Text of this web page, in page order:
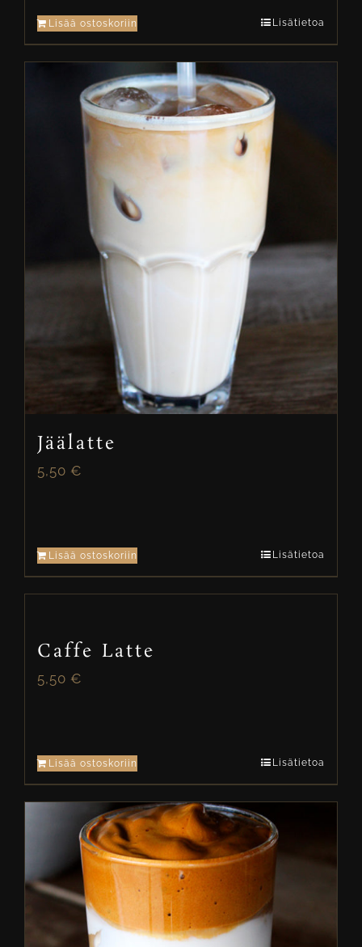
Lisää ostoskoriin Lisätietoa
Jäälatte
5,50 €
Lisää ostoskoriin Lisätietoa
Caffe Latte
5,50 €
Lisää ostoskoriin Lisätietoa